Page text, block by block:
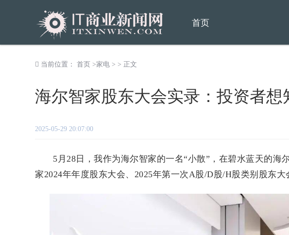
首页
当前位置： 首页 >家电 > > 正文
海尔智家股东大会实录：投资者想
2025-05-29 20:07:00
5月28日，我作为海尔智家的一名“小散”，在碧水蓝天的海
家2024年年度股东大会、2025年第一次A股/D股/H股类别股东大